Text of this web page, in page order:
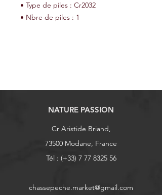
• Type de piles : Cr2032
• Nbre de piles : 1
NATURE PASSION
Cr Aristide Briand,
73500 Modane, France
Tél : (+33) 7 77 8325 56
chassepeche.market@gmail.com